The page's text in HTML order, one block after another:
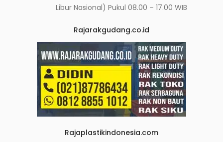
Libur Nasional) Pukul 08.00 – 17.00 WIB
Rajarakgudang.co.id
Rajaplastikindonesia.com